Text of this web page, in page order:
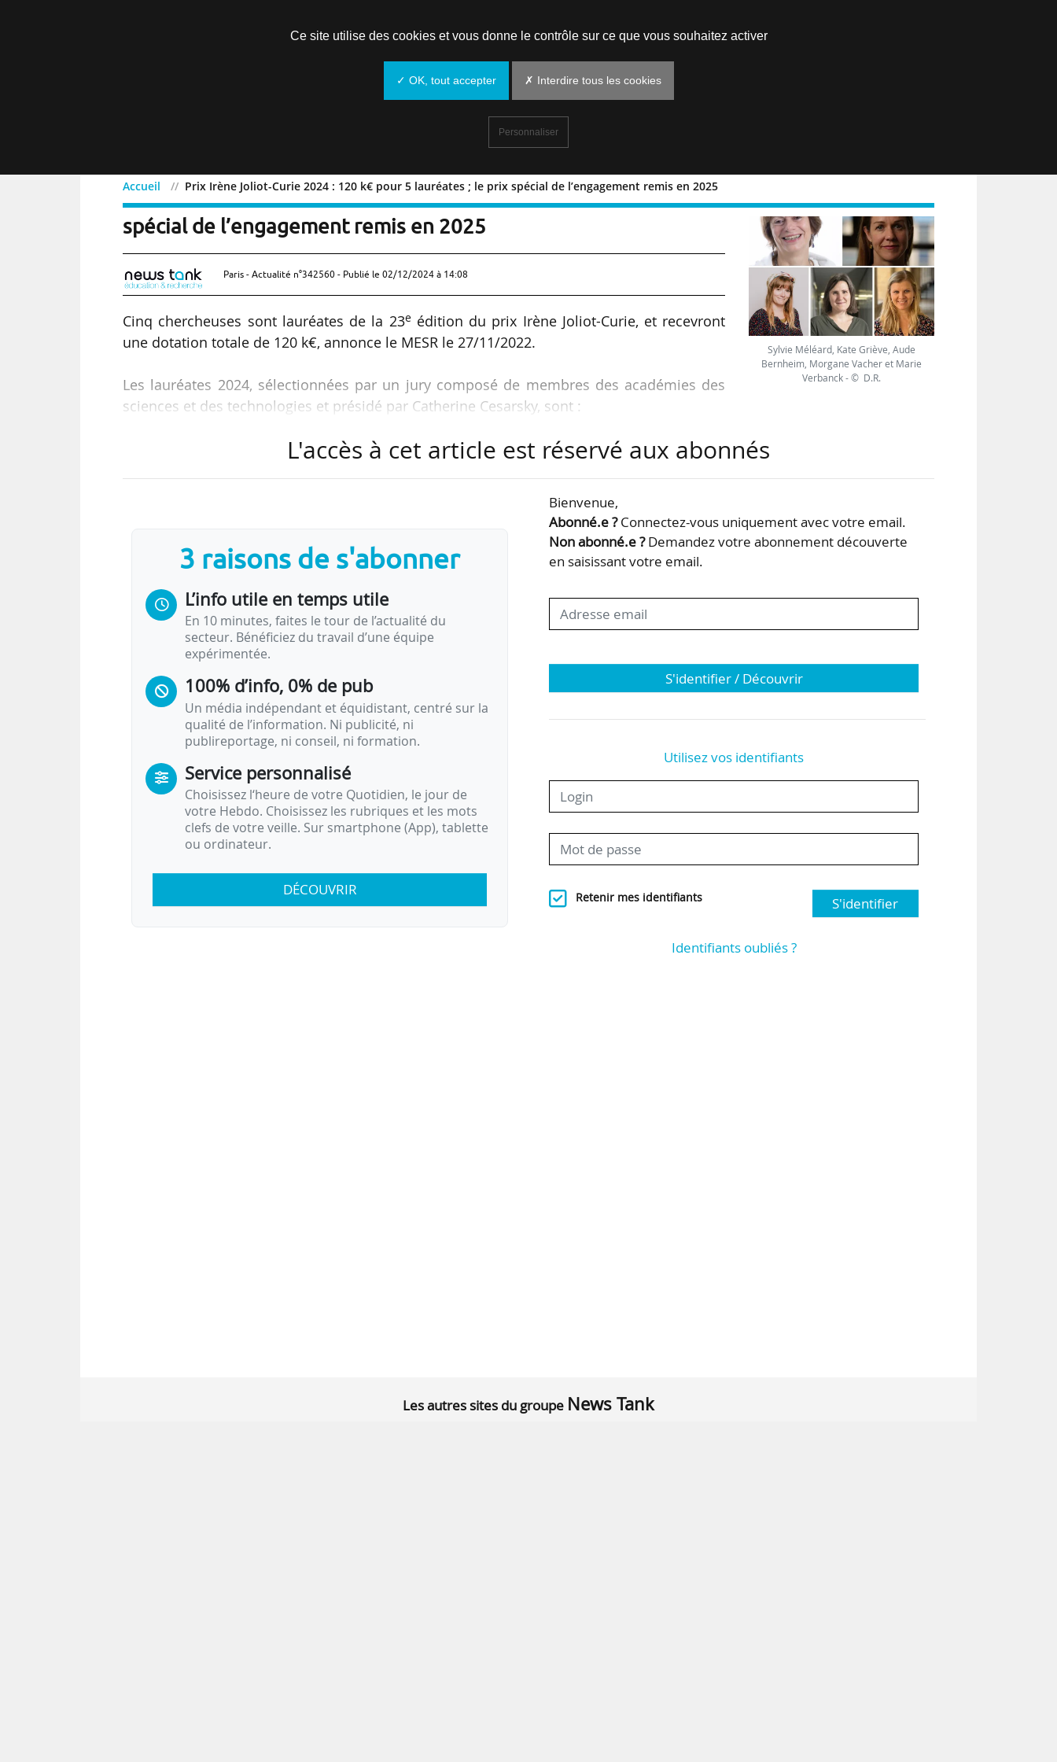
Accueil Prix Irène Joliot-Curie 2024 : 120 k€ pour 5 lauréates ; le prix spécial de l’engagement remis en 2025
Prix Irène Joliot-Curie 2024 : 120 k€ pour 5 lauréates ; le prix
spécial de l’engagement remis en 2025
Paris - Actualité n°342560 - Publié le 02/12/2024 à 14:08
Cinq chercheuses sont lauréates de la 23eédition du prix Irène Joliot-Curie, et recevront
une dotation totale de 120 k€, annonce le MESR le 27/11/2022.
Les lauréates 2024, sélectionnées par un jury composé de membres des académies des
sciences et des technologies et présidé par Catherine Cesarsky, sont :
• Prix de la « Femme scientifique de l’année » (40 k€) : Sylvie Méléard, professeure de
• Prix « Femme, recherche et entreprise » (20 k€) : Kate Griève, directrice de recherche
• Prix « Jeune femme scientifique » (20 k€ pour chaque lauréate) : Aude Bernheim,
présidentiel de la…
Sylvie Méléard, Kate Griève, Aude
Bernheim, Morgane Vacher et Marie
Verbanck - © D.R.
L'accès à cet article est réservé aux abonnés
3 raisons de s'abonner
L’info utile en temps utile
En 10 minutes, faites le tour de l’actualité du
secteur. Bénéficiez du travail d’une équipe
expérimentée.
100% d’info, 0% de pub
Un média indépendant et équidistant, centré sur la
qualité de l’information. Ni publicité, ni
publireportage, ni conseil, ni formation.
Service personnalisé
Choisissez l‘heure de votre Quotidien, le jour de
votre Hebdo. Choisissez les rubriques et les mots
clefs de votre veille. Sur smartphone (App), tablette
ou ordinateur.
DÉCOUVRIR
Bienvenue,
Abonné.e ?Connectez-vous uniquement avec votre email.
Non abonné.e ?Demandez votre abonnement découverte
en saisissant votre email.
S'identifier / Découvrir
Utilisez vos identifiants
Retenir mes identifiants S'identifier
Identifiants oubliés ?
Les autres sites du groupe News Tank
Ce site utilise des cookies et vous donne le contrôle sur ce que vous souhaitez activer
✓ OK, tout accepter ✗ Interdire tous les cookies
Personnaliser